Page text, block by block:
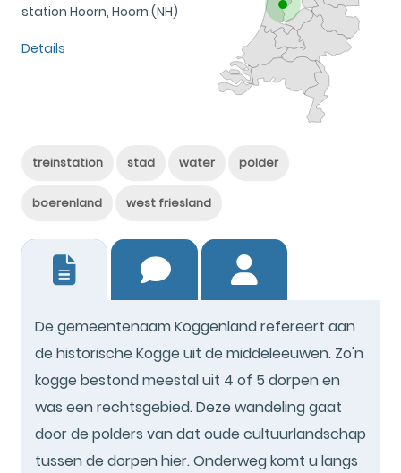
station Hoorn, Hoorn (NH)
Details
treinstation stad water polder
boerenland west friesland
De gemeentenaam Koggenland refereert aan
de historische Kogge uit de middeleeuwen. Zo'n
kogge bestond meestal uit 4 of 5 dorpen en
was een rechtsgebied. Deze wandeling gaat
door de polders van dat oude cultuurlandschap
tussen de dorpen hier. Onderweg komt u langs